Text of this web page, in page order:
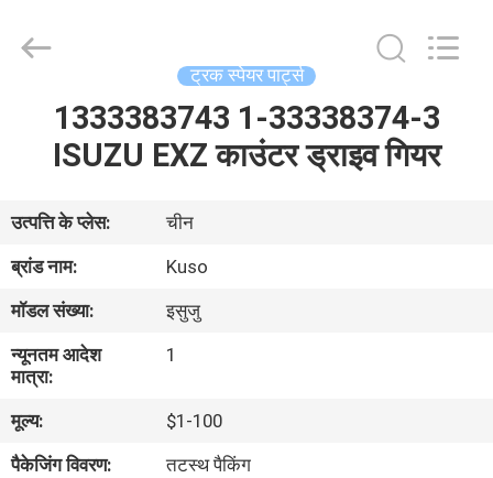
हमारे
बारे
कारखाना
भ्रमण
ट्रक स्पेयर पार्ट्स
1333383743 1-33338374-3
ISUZU EXZ काउंटर ड्राइव गियर
उत्पत्ति के प्लेस:
चीन
ब्रांड नाम:
Kuso
मॉडल संख्या:
इसुजु
न्यूनतम आदेश
मात्रा:
1
मूल्य:
$1-100
पैकेजिंग विवरण:
तटस्थ पैकिंग